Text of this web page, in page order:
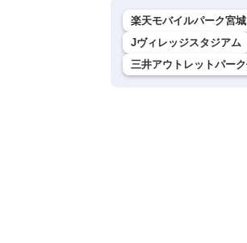
楽天モバイルパーク宮城
Jヴィレッジスタジアム
三井アウトレットパー